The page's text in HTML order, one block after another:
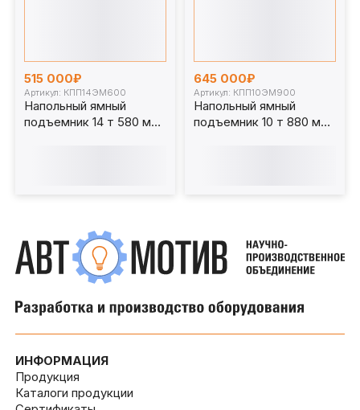
515 000₽
Артикул: КПП14ЭМ600
Напольный ямный
подъемник 14 т 580 мм
645 000₽
Артикул: КПП10ЭМ900
Напольный ямный
подъемник 10 т 880 мм
ИНФОРМАЦИЯ
Продукция
Каталоги продукции